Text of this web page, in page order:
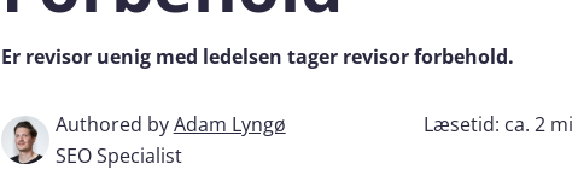
Er revisor uenig med ledelsen tager revisor forbehold.
Læsetid: ca. 2
Authored byAdam Lyngø
SEO Specialist